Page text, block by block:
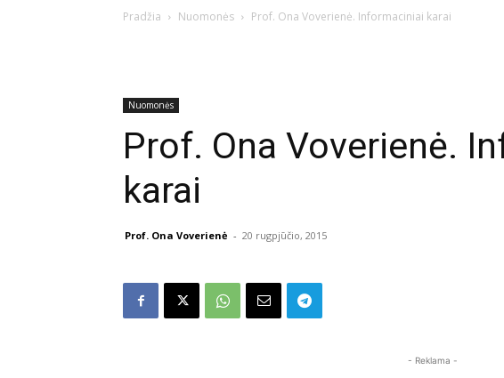
Pradžia Nuomonės Prof. Ona Voverienė. Informaciniai karai
Nuomonės
Prof. Ona Voverienė.
karai
Prof. Ona Voverienė - 20 rugpjūčio, 2015
- Reklama -